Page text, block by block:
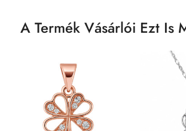
A Termék Vásárlói Ezt Is